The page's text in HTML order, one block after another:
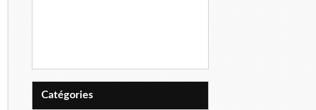
Catégories